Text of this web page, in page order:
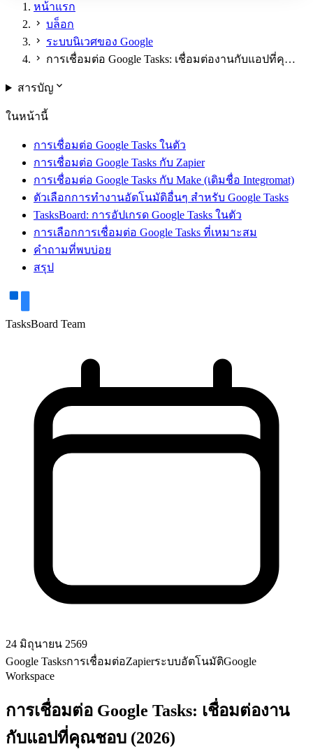
หน้าแรก
chevron_right บล็อก
chevron_right ระบบนิเวศของ Google
chevron_right การเชื่อมต่อ Google Tasks: เชื่อมต่องานกับแอปที่คุ…
สารบัญ expand_more
ในหน้านี้
การเชื่อมต่อ Google Tasks ในตัว
การเชื่อมต่อ Google Tasks กับ Zapier
การเชื่อมต่อ Google Tasks กับ Make (เดิมชื่อ Integromat)
ตัวเลือกการทำงานอัตโนมัติอื่นๆ สำหรับ Google Tasks
TasksBoard: การอัปเกรด Google Tasks ในตัว
การเลือกการเชื่อมต่อ Google Tasks ที่เหมาะสม
คำถามที่พบบ่อย
สรุป
TasksBoard Team
24 มิถุนายน 2569
Google Tasksการเชื่อมต่อZapierระบบอัตโนมัติGoogle
Workspace
การเชื่อมต่อ Google Tasks: เชื่อมต่องาน
กับแอปที่คุณชอบ (2026)